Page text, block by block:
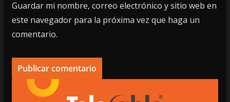
Guardar mi nombre, correo electrónico y sitio web en
este navegador para la próxima vez que haga un
comentario.